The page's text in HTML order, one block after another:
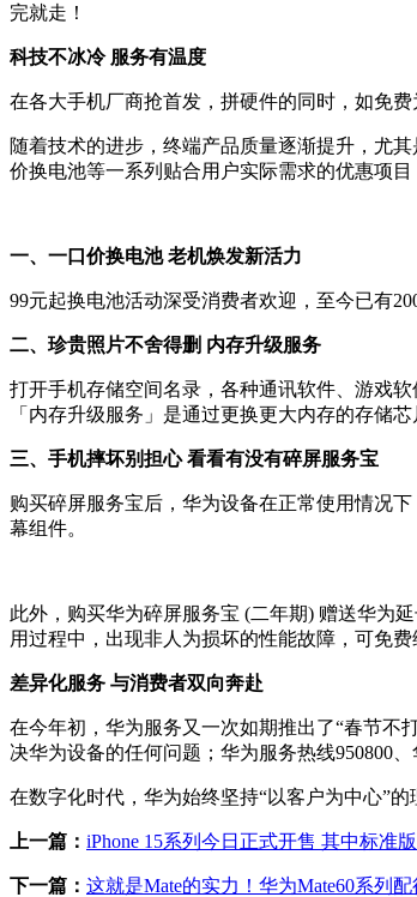
完就走！
科技不冰冷 服务有温度
在各大手机厂商抢首发，拼硬件的同时，如免
随着技术的进步，终端产品质量逐渐提升，尤
价换电池等一系列贴合用户实际需求的优惠项
一、一口价换电池 老机焕发新活力
99元起换电池活动深受消费者欢迎，至今已有
二、珍贵照片不舍得删 内存升级服务
打开手机存储空间名录，各种通讯软件、游戏
「内存升级服务」是通过更换更大内存的存储
三、手机摔坏别担心 看看有没有碎屏服务宝
购买碎屏服务宝后，华为设备在正常使用情况
幕组件。
此外，购买华为碎屏服务宝 (二年期) 赠送华为
用过程中，出现非人为损坏的性能故障，可免费
差异化服务 与消费者双向奔赴
在今年初，华为服务又一次如期推出了“春节不
决华为设备的任何问题；华为服务热线950800
在数字化时代，华为始终坚持“以客户为中心”
上一篇： iPhone 15系列今日正式开售 其中标准
下一篇： 这就是Mate的实力！华为Mate60系列配